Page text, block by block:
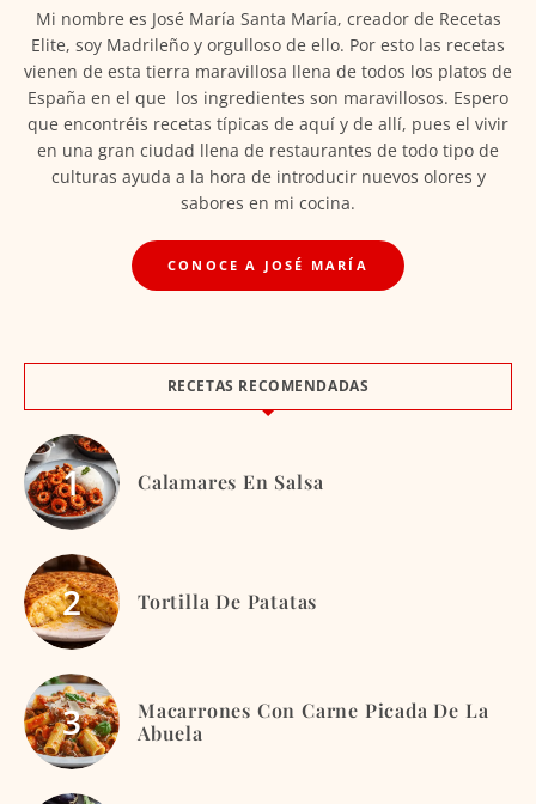
Mi nombre es José María Santa María, creador de Recetas
Elite, soy Madrileño y orgulloso de ello. Por esto las recetas
vienen de esta tierra maravillosa llena de todos los platos de
España en el que los ingredientes son maravillosos. Espero
que encontréis recetas típicas de aquí y de allí, pues el vivir
en una gran ciudad llena de restaurantes de todo tipo de
culturas ayuda a la hora de introducir nuevos olores y
sabores en mi cocina.
CONOCE A JOSÉ MARÍA
RECETAS RECOMENDADAS
Calamares En Salsa
Tortilla De Patatas
Macarrones Con Carne Picada De La
Abuela